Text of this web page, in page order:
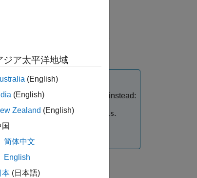
Use these parameters instead:
analysistoReferenced Models.
.
ジア太平洋地域
(English)
(English)
Zealand (English)
简体中文
English
本 (日本語)